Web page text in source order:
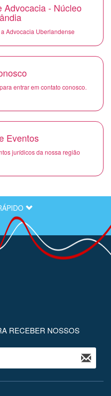
Advocacia - Núcleo
Advocacia Uberlandense
entrar em contato conosco.
Eventos
jurídicos da nossa região
RECEBER NOSSOS